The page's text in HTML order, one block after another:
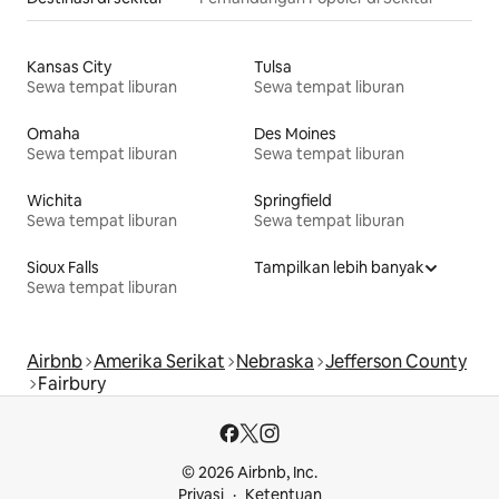
Kansas City
Sewa tempat liburan
Tulsa
Sewa tempat liburan
Omaha
Sewa tempat liburan
Des Moines
Sewa tempat liburan
Wichita
Sewa tempat liburan
Springfield
Sewa tempat liburan
Sioux Falls
Sewa tempat liburan
Tampilkan lebih banyak
Airbnb Amerika Serikat Nebraska Jefferson County
Fairbury
© 2026 Airbnb, Inc.
Privasi
Ketentuan